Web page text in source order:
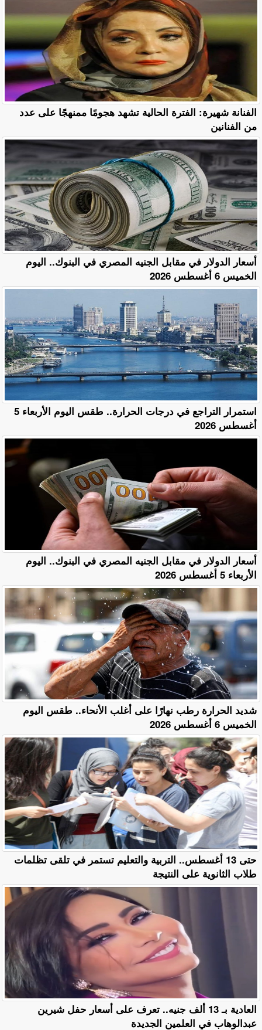
الفنانة شهيرة: الفترة الحالية تشهد هجومًا ممنهجًا على عدد
من الفنانين
أسعار الدولار في مقابل الجنيه المصري في البنوك.. اليوم
الخميس 6 أغسطس 2026
استمرار التراجع في درجات الحرارة.. طقس اليوم الأربعاء 5
أغسطس 2026
أسعار الدولار في مقابل الجنيه المصري في البنوك.. اليوم
الأربعاء 5 أغسطس 2026
​شديد الحرارة رطب نهارًا على أغلب الأنحاء.. طقس اليوم
الخميس 6 أغسطس 2026
حتى 13 أغسطس.. التربية والتعليم تستمر في تلقى تظلمات
طلاب الثانوية على النتيجة
العادية بـ 13 ألف جنيه.. تعرف على أسعار حفل شيرين
عبدالوهاب في العلمين الجديدة